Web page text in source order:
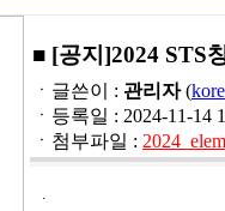
■ [공지]2024 STS
ㆍ글쓴이 : 관리자(
ㆍ등록일 : 2024-11-14
ㆍ첨부파일 :
.